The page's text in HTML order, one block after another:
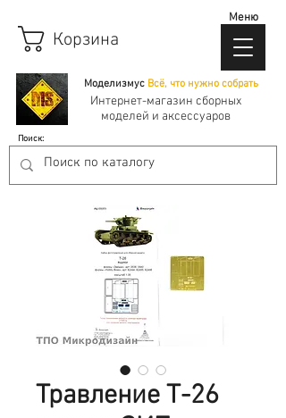
Моделизмус Всё, что нужно собрать
Корзина
Интернет-магазин сборных
моделей и аксессуаров
Поиск:
Меню
Травление Т-26